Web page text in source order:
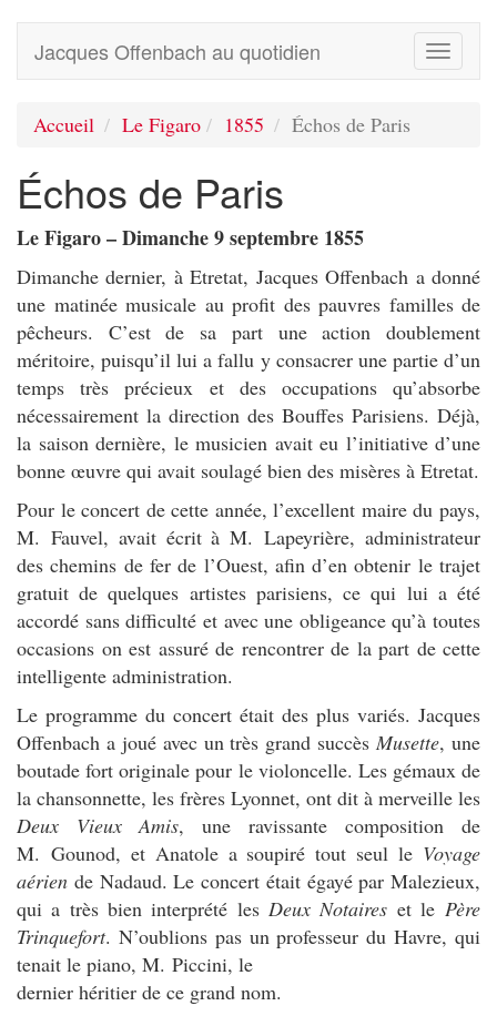
Toggle
Jacques Offenbach au quotidien
Accueil Le Figaro 1855 Échos de Paris
Échos de Paris
Le Figaro – Dimanche 9 septembre 1855
Dimanche dernier, à Etretat, Jacques Offenbach a donné
une matinée musicale au profit des pauvres familles de
pêcheurs. C’est de sa part une action doublement
méritoire, puisqu’il lui a fallu y consacrer une partie d’un
temps très précieux et des occupations qu’absorbe
nécessairement la direction des Bouffes Parisiens. Déjà,
la saison dernière, le musicien avait eu l’initiative d’une
bonne œuvre qui avait soulagé bien des misères à Etretat.
Pour le concert de cette année, l’excellent maire du pays,
M. Fauvel, avait écrit à M. Lapeyrière, administrateur
des chemins de fer de l’Ouest, afin d’en obtenir le trajet
gratuit de quelques artistes parisiens, ce qui lui a été
accordé sans difficulté et avec une obligeance qu’à toutes
occasions on est assuré de rencontrer de la part de cette
intelligente administration.
Le programme du concert était des plus variés. Jacques
Offenbach a joué avec un très grand succès Musette, une
boutade fort originale pour le violoncelle. Les gémaux de
la chansonnette, les frères Lyonnet, ont dit à merveille les
Deux Vieux Amis, une ravissante composition de
M. Gounod, et Anatole a soupiré tout seul le Voyage
aérien de Nadaud. Le concert était égayé par Malezieux,
qui a très bien interprété les Deux Notaires et le Père
Trinquefort. N’oublions pas un professeur du Havre, qui
tenait le piano, M. Piccini, le
dernier héritier de ce grand nom.